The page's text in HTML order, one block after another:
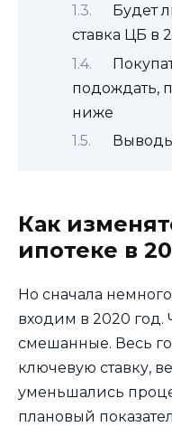
Будет
ставка ЦБ в
подождать,
ниже
Как
ипотеке в
Но сначала
входим в 2020 год.
смешанные. Весь
ключевую ставку,
уменьшались
плановый